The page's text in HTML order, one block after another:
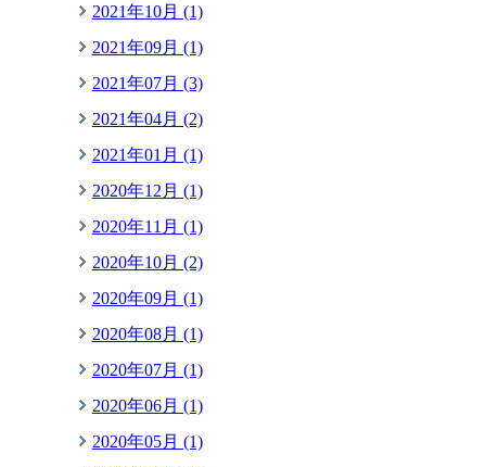
2021年10月 (1)
2021年09月 (1)
2021年07月 (3)
2021年04月 (2)
2021年01月 (1)
2020年12月 (1)
2020年11月 (1)
2020年10月 (2)
2020年09月 (1)
2020年08月 (1)
2020年07月 (1)
2020年06月 (1)
2020年05月 (1)